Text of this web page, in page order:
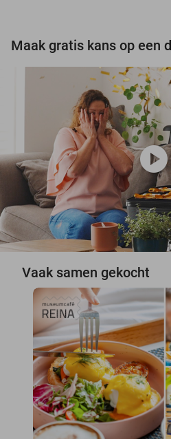
play_circle
Vaak samen gekocht